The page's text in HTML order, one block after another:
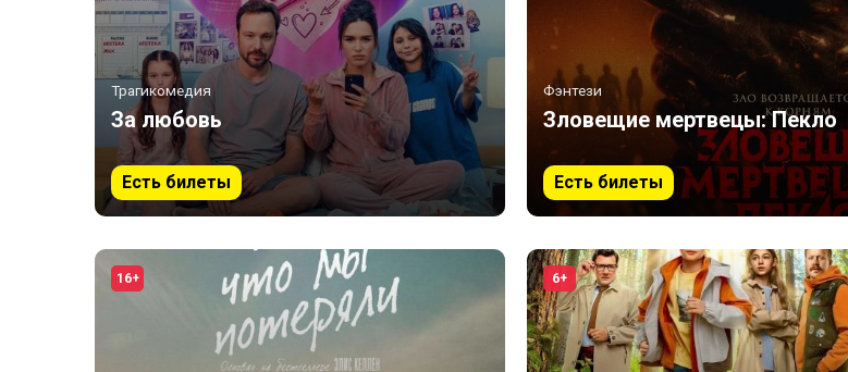
Трагикомедия
За любовь
Есть билеты
Фэнтези
Зловещие мертвецы: Пекло
Есть билеты
16+ 6+